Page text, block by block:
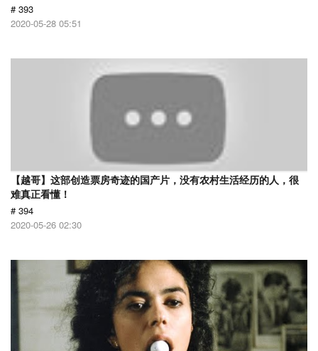
# 393
2020-05-28 05:51
【越哥】这部创造票房奇迹的国产片，没有农村生活经历的人，很
难真正看懂！
# 394
2020-05-26 02:30